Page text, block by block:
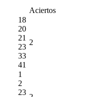
Aciertos
18
20
21
23
33
41
2
1
2
23